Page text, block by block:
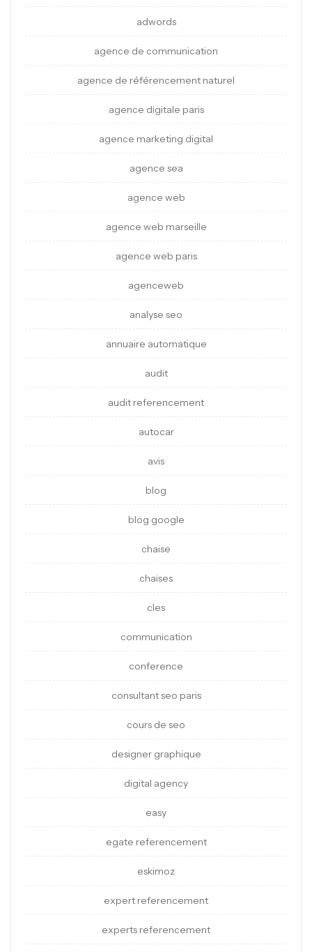
adwords
agence de communication
agence de référencement naturel
agence digitale paris
agence marketing digital
agence sea
agence web
agence web marseille
agence web paris
agenceweb
analyse seo
annuaire automatique
audit
audit referencement
autocar
avis
blog
blog google
chaise
chaises
cles
communication
conference
consultant seo paris
cours de seo
designer graphique
digital agency
easy
egate referencement
eskimoz
expert referencement
experts referencement